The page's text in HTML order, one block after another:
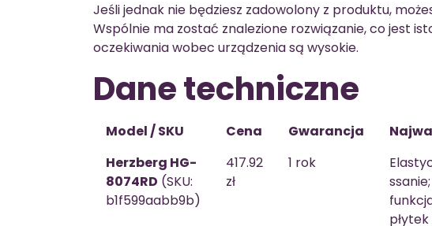
Jeśli jednak nie będziesz zadowolony z produktu,
Wspólnie ma zostać znalezione rozwiązanie, co jest
oczekiwania wobec urządzenia są wysokie.
Dane techniczne
Model / SKU Cena Gwarancja
Herzberg HG-
8074RD (SKU:
b1f599aabb9b)
417.92
zł
1 rok